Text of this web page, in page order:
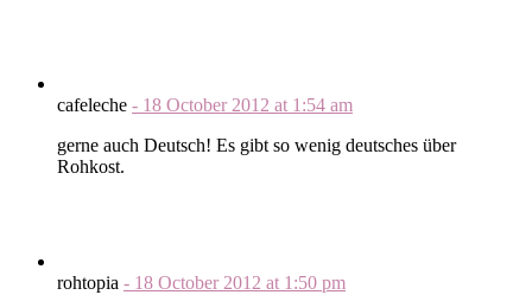
cafeleche - 18 October 2012 at 1:54 am
gerne auch Deutsch! Es gibt so wenig deutsches über
Rohkost.
rohtopia - 18 October 2012 at 1:50 pm